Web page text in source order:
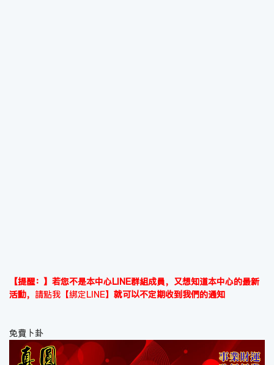
【提醒：】若您不是本中心LINE群組成員，又想知道本中心的最新
活動， 請點我【綁定LINE】 就可以不定期收到我們的通知
免費卜卦